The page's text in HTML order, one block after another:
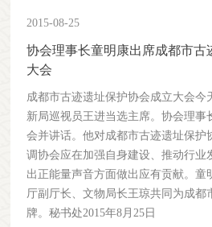
产，以其突出普遍价值，被列入世界
来，随着文化遗产保护实践的空前活
理论在价值认识、保护原则、新型遗
保护准则》中都有了充分的体现，反
护的最新认识水平。现在各级政府、
识都有了显著提高。存在的突出问题
所面临的大拆问题，也不是对文化遗
在重视之后保什么怎么保的问题，是
正是从这个角度，我们高度评价本次
作。最近习近平总书记做了重要批示
2015-08-25
协会理事长童明康出席成都市古
大会
成都市古迹遗址保护协会成立大会今
新局巡视员王进当选主席。协会理事
会并讲话。他对成都市古迹遗址保护
调协会应在加强自身建设、推动行业
出正能量声音方面做出应有贡献。童
厅副厅长、文物局长王琼共同为成都
牌。秘书处2015年8月25日